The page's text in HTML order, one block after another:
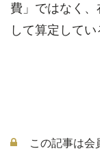
費」ではなく
して算定してい
この記事は会